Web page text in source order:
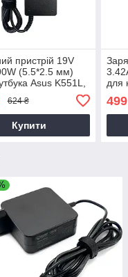
пристрій 19V
(5.5*2.5 мм)
Asus K551L,
K551LB, K551LN,
624 ₴
Купити
для
499